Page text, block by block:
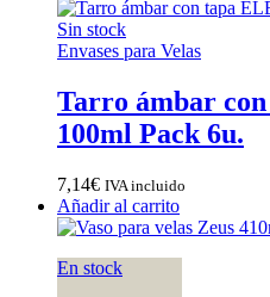
Sin stock
Envases para Velas
Tarro ámbar
100ml Pack 6u.
7,14€ IVA incluido
Añadir al carrito
En stock